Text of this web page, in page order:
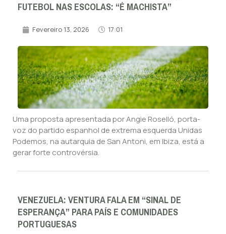
FUTEBOL NAS ESCOLAS: “É MACHISTA”
Fevereiro 13, 2026 17:01
Uma proposta apresentada por Angie Roselló, porta-
voz do partido espanhol de extrema esquerda Unidas
Podemos, na autarquia de San Antoni, em Ibiza, está a
gerar forte controvérsia.
VENEZUELA: VENTURA FALA EM “SINAL DE
ESPERANÇA” PARA PAÍS E COMUNIDADES
PORTUGUESAS